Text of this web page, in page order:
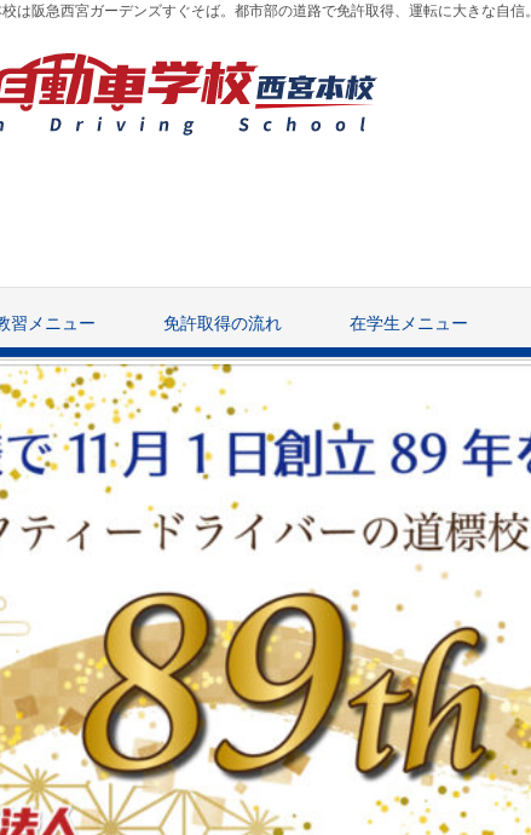
は阪急西宮ガーデンズすぐそば。都市部の道路で免許取得、運転に大きな自信。
習メニュー 免許取得の流れ 在学生メニュー